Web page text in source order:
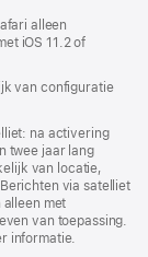
alleen
iOS 11.2 of
van configuratie
na activering
twee jaar lang
van locatie,
via satelliet
alleen met
van toepassing.
informatie.